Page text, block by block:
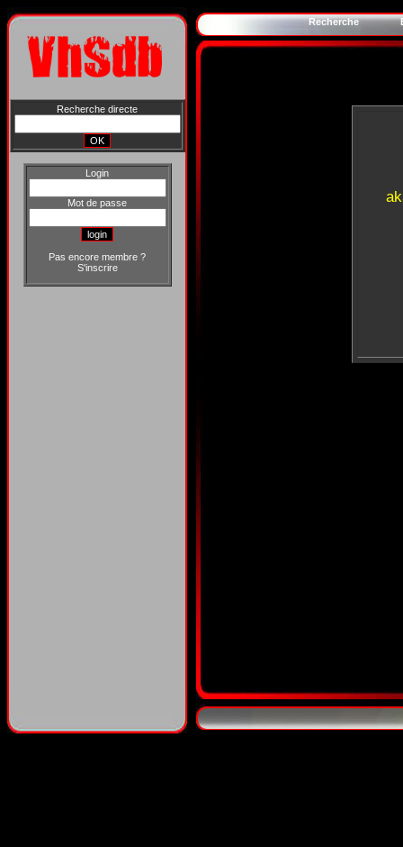
Recherche directe
Login
Mot de passe
Pas encore membre ?
S'inscrire
Recherche